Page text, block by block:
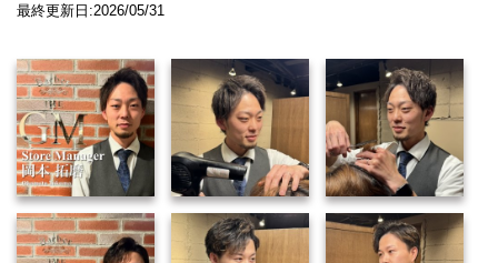
最終更新日:2026/05/31